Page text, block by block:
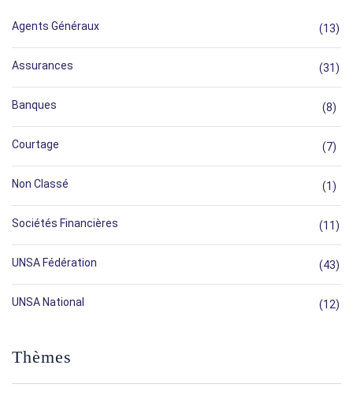
Agents Généraux (13)
Assurances (31)
Banques (8)
Courtage (7)
Non Classé (1)
Sociétés Financières (11)
UNSA Fédération (43)
UNSA National (12)
Thèmes